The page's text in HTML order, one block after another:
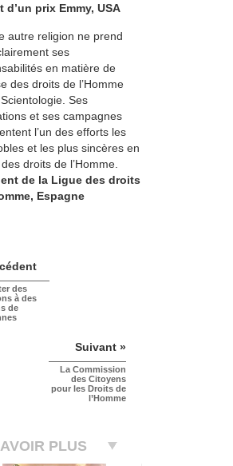
d’un prix Emmy, USA
autre religion ne prend
ses
en matière de
des droits de l’Homme
Ses
et ses campagnes
l’un des efforts les
et les plus sincères en
droits de l’Homme.
de la Ligue des droits
Espagne
des
à des
de
Suivant »
La Commission
des Citoyens
pour les Droits de
l’Homme
PLUS